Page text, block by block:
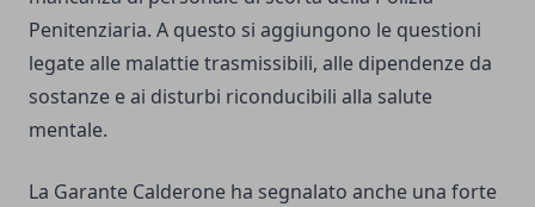
Penitenziaria. A questo si aggiungono le questioni
legate alle malattie trasmissibili, alle dipendenze da
sostanze e ai disturbi riconducibili alla salute
mentale.
La Garante Calderone ha segnalato anche una forte